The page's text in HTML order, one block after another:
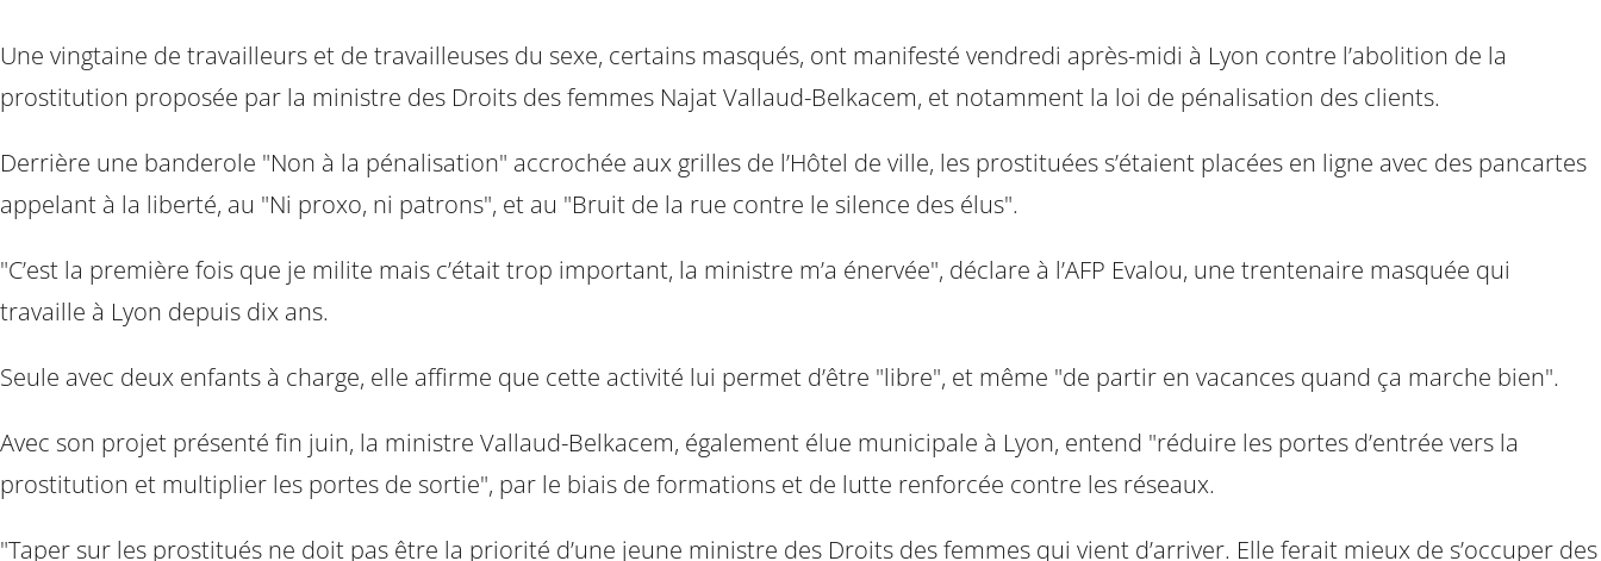
Une vingtaine de travailleurs et de travailleuses du sexe, certains masqués, ont manifesté vendredi après-midi à Lyon contre l’abolition de la
prostitution proposée par la ministre des Droits des femmes Najat Vallaud-Belkacem, et notamment la loi de pénalisation des clients.
Derrière une banderole "Non à la pénalisation" accrochée aux grilles de l’Hôtel de ville, les prostituées s’étaient placées en ligne avec des pancartes
appelant à la liberté, au "Ni proxo, ni patrons", et au "Bruit de la rue contre le silence des élus".
"C’est la première fois que je milite mais c’était trop important, la ministre m’a énervée", déclare à l’AFP Evalou, une trentenaire masquée qui
travaille à Lyon depuis dix ans.
Seule avec deux enfants à charge, elle affirme que cette activité lui permet d’être "libre", et même "de partir en vacances quand ça marche bien".
Avec son projet présenté fin juin, la ministre Vallaud-Belkacem, également élue municipale à Lyon, entend "réduire les portes d’entrée vers la
prostitution et multiplier les portes de sortie", par le biais de formations et de lutte renforcée contre les réseaux.
"Taper sur les prostitués ne doit pas être la priorité d’une jeune ministre des Droits des femmes qui vient d’arriver. Elle ferait mieux de s’occuper des